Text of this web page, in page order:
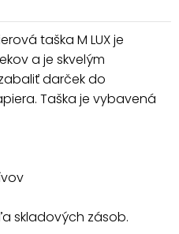
taška M LUX je
a je skvelým
darček do
Taška je vybavená
skladových zásob.